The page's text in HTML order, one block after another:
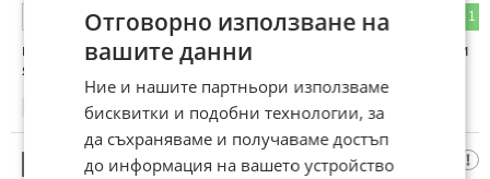
1
ОТГОВОР
мале какви зависливи то да не си купия хубава кола да ми
я били крадели на вас да ви ги земат е
13.01.2013
Aha
Отговорно използване на
вашите данни
Ние и нашите партньори използваме
бисквитки и подобни технологии, за
да съхраняваме и получаваме достъп
до информация на вашето устройство